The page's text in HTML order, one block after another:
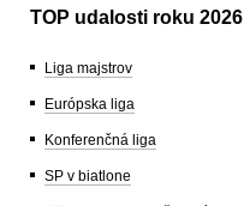
TOP udalosti roku 2026
Liga majstrov
Európska liga
Konferenčná liga
SP v biatlone